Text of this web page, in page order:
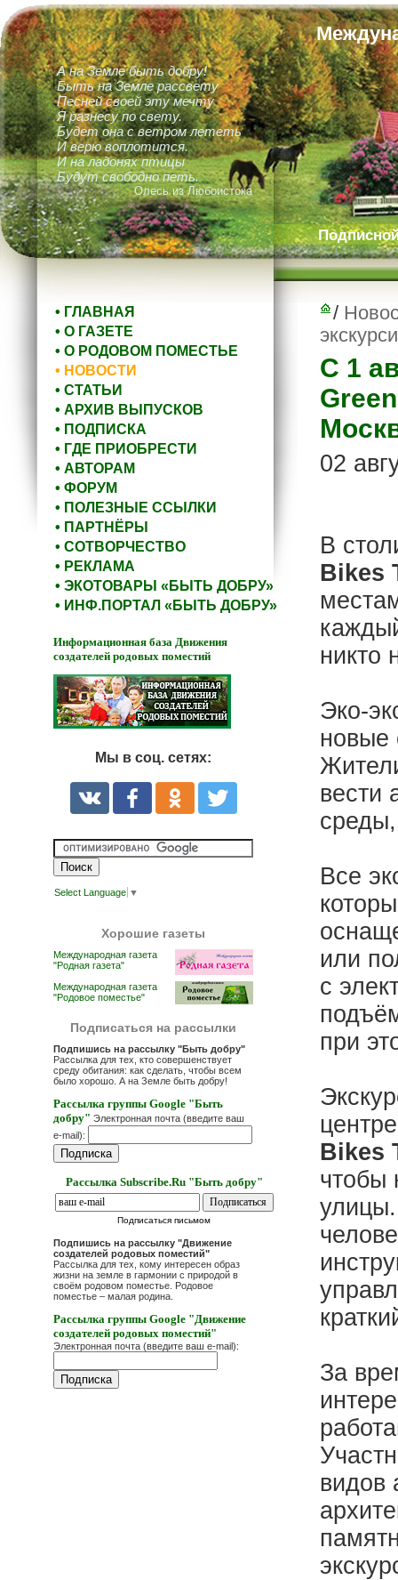
А на Земле быть добру!
Быть на Земле рассвету
Песней своей эту мечту
Я разнесу по свету.
Будет она с ветром лететь
И верю воплотится.
И на ладонях птицы
Будут свободно петь.
Олесь из Любоистока
• ГЛАВНАЯ
• О ГАЗЕТЕ
• О РОДОВОМ ПОМЕСТЬЕ
• НОВОСТИ
• СТАТЬИ
• АРХИВ ВЫПУСКОВ
• ПОДПИСКА
• ГДЕ ПРИОБРЕСТИ
• АВТОРАМ
• ФОРУМ
• ПОЛЕЗНЫЕ ССЫЛКИ
• ПАРТНЁРЫ
• СОТВОРЧЕСТВО
• РЕКЛАМА
• ЭКОТОВАРЫ «БЫТЬ ДОБРУ»
• ИНФ.ПОРТАЛ «БЫТЬ ДОБРУ»
Информационная база Движения
создателей родовых поместий
Мы в соц. сетях:
Select Language ▼
Хорошие газеты
Международная газета
"Родная газета"
Международная газета
"Родовое поместье"
Подписаться на рассылки
Подпишись на рассылку "Быть добру"
Рассылка для тех, кто совершенствует
среду обитания: как сделать, чтобы всем
было хорошо. А на Земле быть добру!
Рассылка группы Google "Быть
добру" Электронная почта (введите ваш
e-mail):
Рассылка Subscribe.Ru "Быть добру"
Подписаться письмом
Подпишись на рассылку "Движение
создателей родовых поместий"
Рассылка для тех, кому интересен образ
жизни на земле в гармонии с природой в
своём родовом поместье. Родовое
поместье – малая родина.
Рассылка группы Google "Движение
создателей родовых поместий"
Электронная почта (введите ваш e-mail):
/
С 1
02
В
Bikes
никто
Эко-
новые
вести
Все
или
с
при
Bikes
чтобы
За
видов